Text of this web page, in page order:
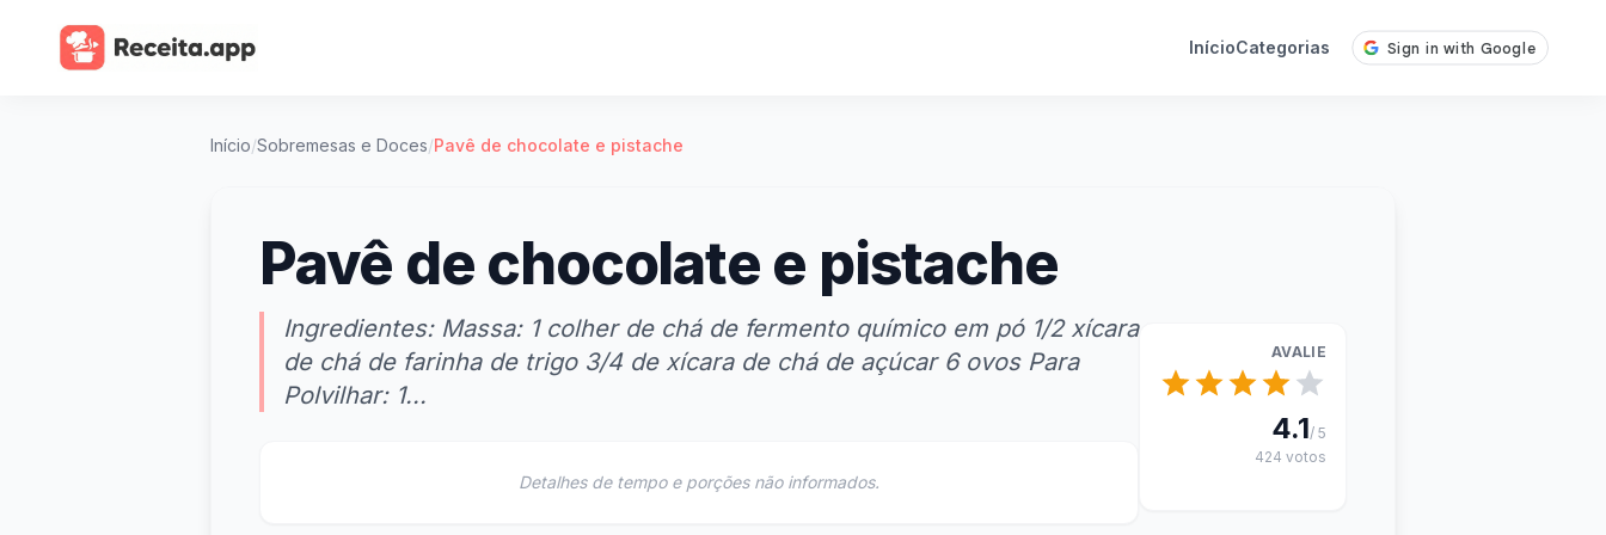
InícioCategorias
Início/Sobremesas e Doces/Pavê de chocolate e pistache
Pavê de chocolate e pistache
Ingredientes: Massa: 1 colher de chá de fermento químico em pó 1/2 xícara
de chá de farinha de trigo 3/4 de xícara de chá de açúcar 6 ovos Para
Polvilhar: 1...
Detalhes de tempo e porções não informados.
AVALIE
4.1/ 5
424 votos